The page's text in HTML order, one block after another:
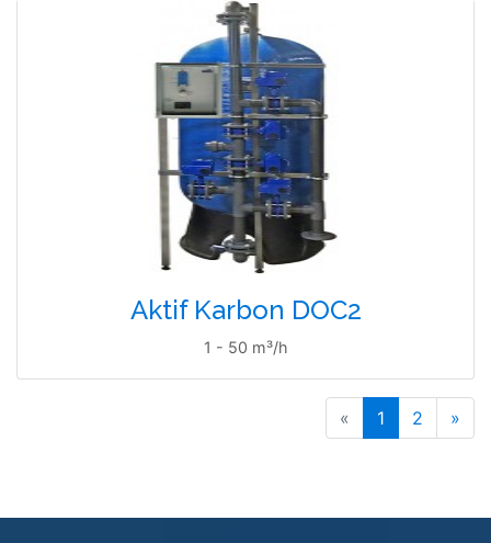
Aktif Karbon DOC2
1 - 50 m³/h
« 1 2 »